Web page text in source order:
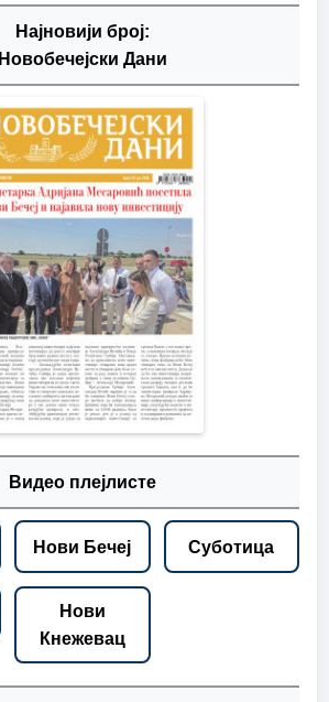
Најновији број:
Новобечејски Дани
Видео плејлисте
Нови Бечеј Суботица
Нови
Кнежевац